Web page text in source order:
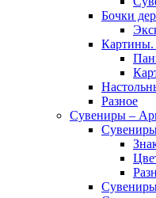
Бочки
Разное
Сувениры –